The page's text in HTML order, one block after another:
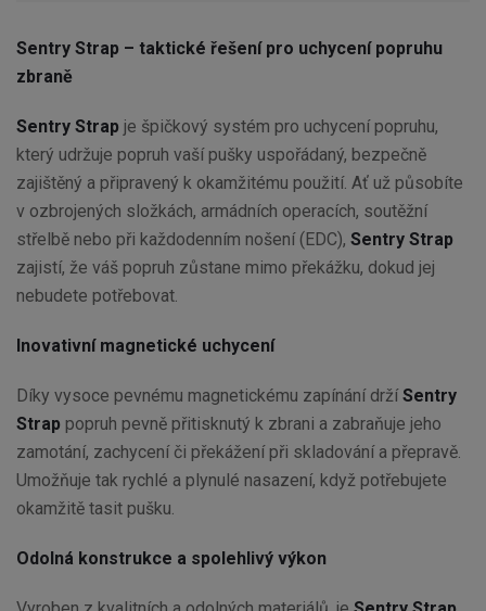
Sentry Strap – taktické řešení pro uchycení popruhu
zbraně
Sentry Strap je špičkový systém pro uchycení popruhu,
který udržuje popruh vaší pušky uspořádaný, bezpečně
zajištěný a připravený k okamžitému použití. Ať už působíte
v ozbrojených složkách, armádních operacích, soutěžní
střelbě nebo při každodenním nošení (EDC), Sentry Strap
zajistí, že váš popruh zůstane mimo překážku, dokud jej
nebudete potřebovat.
Inovativní magnetické uchycení
Díky vysoce pevnému magnetickému zapínání držíSentry
Strap popruh pevně přitisknutý k zbrani a zabraňuje jeho
zamotání, zachycení či překážení při skladování a přepravě.
Umožňuje tak rychlé a plynulé nasazení, když potřebujete
okamžitě tasit pušku.
Odolná konstrukce a spolehlivý výkon